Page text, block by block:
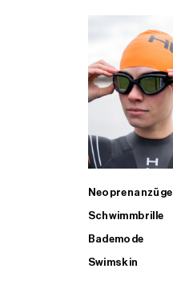
Neoprenanzüge
Schwimmbrille
Bademode
Swimskin